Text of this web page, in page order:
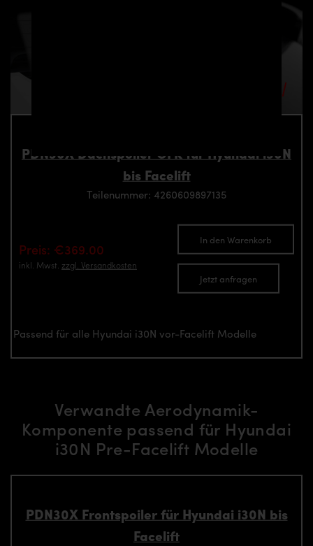
PDN30X Dachspoiler GFK für Hyundai i30N
bis Facelift
Teilenummer: 4260609897135
Preis: €369.00
inkl. Mwst. zzgl. Versandkosten
In den Warenkorb
Jetzt anfragen
Passend für alle Hyundai i30N vor-Facelift Modelle
Verwandte Aerodynamik-
Komponente passend für Hyundai
i30N Pre-Facelift Modelle
PDN30X Frontspoiler für Hyundai i30N bis
Facelift